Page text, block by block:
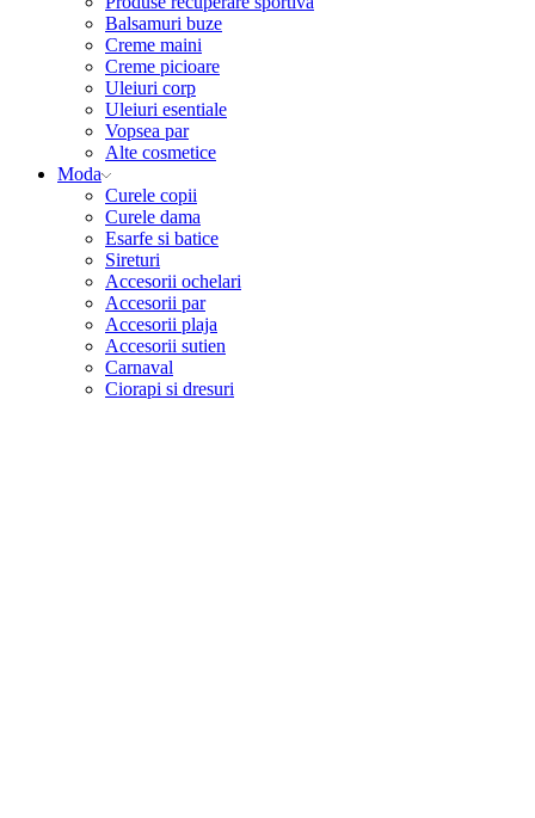
Balsamuri buze
Creme maini
Creme picioare
Uleiuri corp
Uleiuri esentiale
Vopsea par
Alte cosmetice
Moda
Curele copii
Curele dama
Esarfe si batice
Sireturi
Accesorii ochelari
Accesorii par
Accesorii plaja
Accesorii sutien
Carnaval
Ciorapi si dresuri